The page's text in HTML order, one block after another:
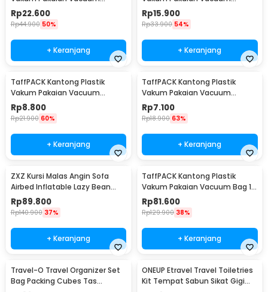
Compression Bag 1 PCS L -
SN024
Rp22.600
Rp44.900 50%
+ Keranjang
Compression Bag 1 PCS
80x110cm - YK-1000
Rp15.900
Rp33.900 54%
+ Keranjang
TaffPACK Kantong Plastik
Vakum Pakaian Vacuum
Compression Bag 1 PCS
60x80cm - YK-1000
Rp8.800
Rp21.900 60%
+ Keranjang
TaffPACK Kantong Plastik
Vakum Pakaian Vacuum
Compression Bag 1 PCS
50x70cm - YK-1000
Rp7.100
Rp18.900 63%
+ Keranjang
ZXZ Kursi Malas Angin Sofa
Airbed Inflatable Lazy Bean
Bag 230x70cm - LZ081
Rp89.800
Rp140.900 37%
+ Keranjang
TaffPACK Kantong Plastik
Vakum Pakaian Vacuum Bag 10
PCS Hand Pump - SN09109
Rp81.600
Rp129.900 38%
+ Keranjang
Travel-O Travel Organizer Set
Bag Packing Cubes Tas
ONEUP Etravel Travel Toiletries
Kit Tempat Sabun Sikat Gigi